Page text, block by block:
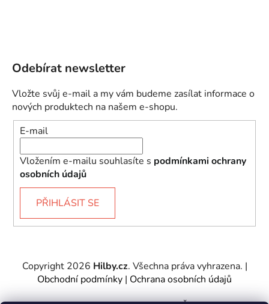
Odebírat newsletter
Vložte svůj e-mail a my vám budeme zasílat informace o
nových produktech na našem e-shopu.
E-mail
Vložením e-mailu souhlasíte s podmínkami ochrany
osobních údajů
PŘIHLÁSIT SE
Copyright 2026 Hilby.cz. Všechna práva vyhrazena. |
Obchodní podmínky | Ochrana osobních údajů